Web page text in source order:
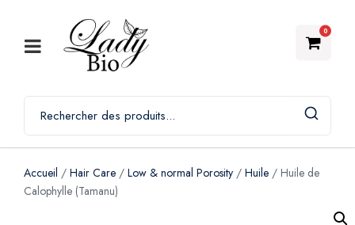
0
Accueil / Hair Care / Low & normal Porosity / Huile / Huile de
Calophylle (Tamanu)